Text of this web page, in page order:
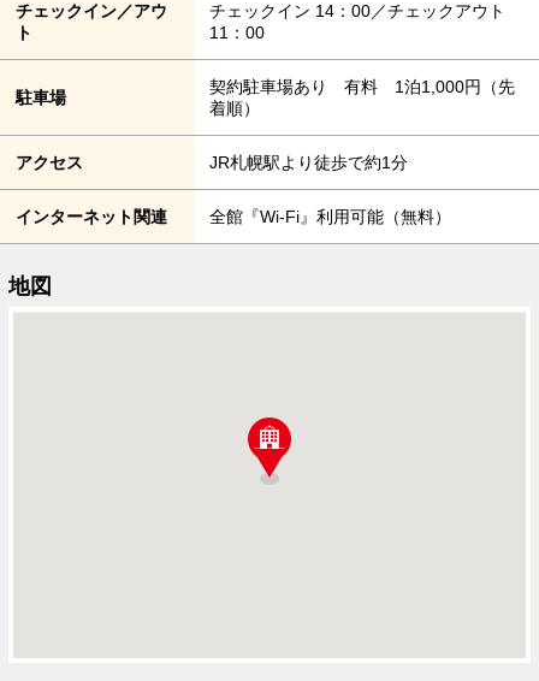
チェックイン／アウ
ト
チェックイン 14：00／チェックアウト
11：00
駐車場
契約駐車場あり 有料 1泊1,000円（先
着順）
アクセス JR札幌駅より徒歩で約1分
インターネット関連 全館『Wi-Fi』利用可能（無料）
地図